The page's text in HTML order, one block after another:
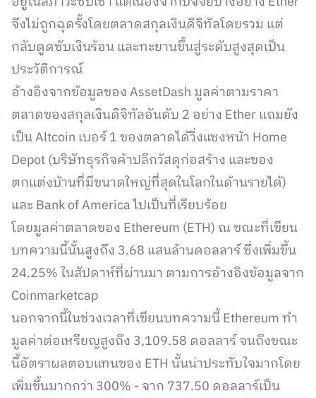
จึงไม่ถูกฉุดรั้งโดยตลาดสกุลเงินดิจิทัลโดยรวม แต่
กลับดูดซับเงินร้อน และทะยานขึ้นสู่ระดับสูงสุดเป็น
ประวัติการณ์
อ้างอิงจากข้อมูลของ AssetDash มูลค่าตามราคา
ตลาดของสกุลเงินดิจิทัลอันดับ 2 อย่าง Ether แถมยัง
เป็น Altcoin เบอร์ 1 ของตลาดได้วิ่งแซงหน้า Home
Depot (บริษัทธุรกิจค้าปลีกวัสดุก่อสร้าง และของ
ตกแต่งบ้านที่มีขนาดใหญ่ที่สุดในโลกในด้านรายได้)
และ Bank of America ไปเป็นที่เรียบร้อย
โดยมูลค่าตลาดของ Ethereum (ETH) ณ ขณะที่เขียน
บทความนี้นั้นสูงถึง 3.68 แสนล้านดอลลาร์ ซึ่งเพิ่มขึ้น
24.25% ในสัปดาห์ที่ผ่านมา ตามการอ้างอิงข้อมูลจาก
Coinmarketcap
นอกจากนี้ในช่วงเวลาที่เขียนบทความนี้ Ethereum ทำ
มูลค่าต่อเหรียญสูงถึง 3,109.58 ดอลลาร์ จนถึงขณะ
นี้อัตราผลตอบแทนของ ETH นั้นน่าประทับใจมากโดย
เพิ่มขึ้นมากกว่า 300% - จาก 737.50 ดอลลาร์เป็น